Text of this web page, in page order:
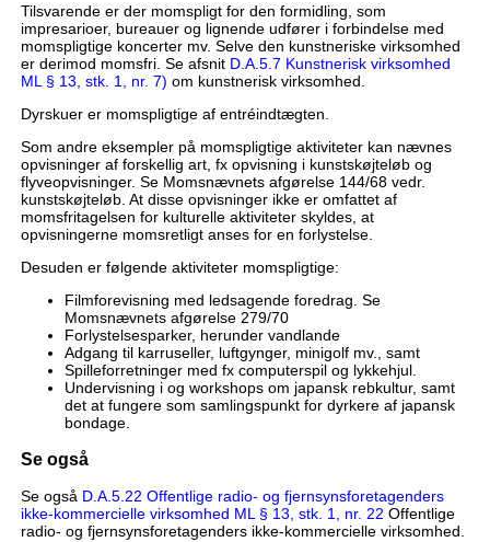
Tilsvarende er der momspligt for den formidling, som
impresarioer, bureauer og lignende udfører i forbindelse med
momspligtige koncerter mv. Selve den kunstneriske virksomhed
er derimod momsfri. Se afsnit D.A.5.7 Kunstnerisk virksomhed
ML § 13, stk. 1, nr. 7) om kunstnerisk virksomhed.
Dyrskuer er momspligtige af entréindtægten.
Som andre eksempler på momspligtige aktiviteter kan nævnes
opvisninger af forskellig art, fx opvisning i kunstskøjteløb og
flyveopvisninger. Se Momsnævnets afgørelse 144/68 vedr.
kunstskøjteløb. At disse opvisninger ikke er omfattet af
momsfritagelsen for kulturelle aktiviteter skyldes, at
opvisningerne momsretligt anses for en forlystelse.
Desuden er følgende aktiviteter momspligtige:
Filmforevisning med ledsagende foredrag. Se
Momsnævnets afgørelse 279/70
Forlystelsesparker, herunder vandlande
Adgang til karruseller, luftgynger, minigolf mv., samt
Spilleforretninger med fx computerspil og lykkehjul.
Undervisning i og workshops om japansk rebkultur, samt
det at fungere som samlingspunkt for dyrkere af japansk
bondage.
Se også
Se også D.A.5.22 Offentlige radio- og fjernsynsforetagenders
ikke-kommercielle virksomhed ML § 13, stk. 1, nr. 22 Offentlige
radio- og fjernsynsforetagenders ikke-kommercielle virksomhed.